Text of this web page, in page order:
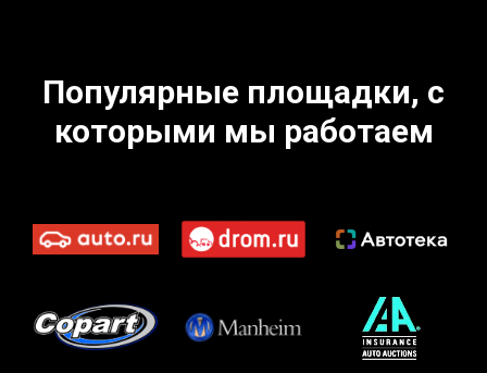
Популярные площадки, с
которыми мы работаем